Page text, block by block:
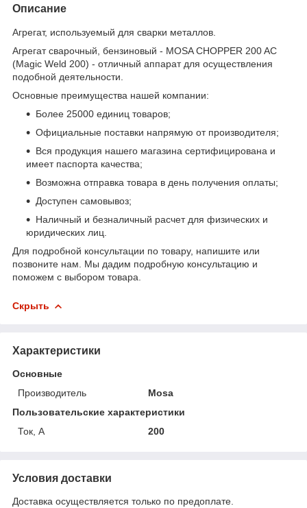
Описание
Агрегат, используемый для сварки металлов.
Агрегат сварочный, бензиновый - MOSA CHOPPER 200 AC
(Magic Weld 200) - отличный аппарат для осуществления
подобной деятельности.
Основные преимущества нашей компании:
Более 25000 единиц товаров;
Официальные поставки напрямую от производителя;
Вся продукция нашего магазина сертифицирована и
имеет паспорта качества;
Возможна отправка товара в день получения оплаты;
Доступен самовывоз;
Наличный и безналичный расчет для физических и
юридических лиц.
Для подробной консультации по товару, напишите или
позвоните нам. Мы дадим подробную консультацию и
поможем с выбором товара.
Скрыть
Характеристики
Основные
Производитель
Mosa
Пользовательские характеристики
Ток, А
200
Условия доставки
Доставка осуществляется только по предоплате.